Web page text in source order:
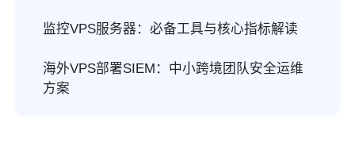
监控VPS服务器：必备工具与核心指标解读
海外VPS部署SIEM：中小跨境团队安全运维
方案